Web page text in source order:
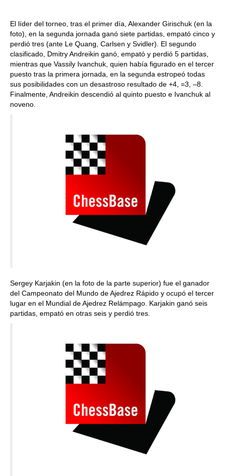
El líder del torneo, tras el primer día, Alexander Girischuk (en la
foto), en la segunda jornada ganó siete partidas, empató cinco y
perdió tres (ante Le Quang, Carlsen y Svidler). El segundo
clasificado, Dmitry Andreikin ganó, empató y perdió 5 partidas,
mientras que Vassily Ivanchuk, quien había figurado en el tercer
puesto tras la primera jornada, en la segunda estropeó todas
sus posibilidades con un desastroso resultado de +4, =3, –8.
Finalmente, Andreikin descendió al quinto puesto e Ivanchuk al
noveno.
Sergey Karjakin (en la foto de la parte superior) fue el ganador
del Campeonato del Mundo de Ajedrez Rápido y ocupó el tercer
lugar en el Mundial de Ajedrez Relámpago. Karjakin ganó seis
partidas, empató en otras seis y perdió tres.